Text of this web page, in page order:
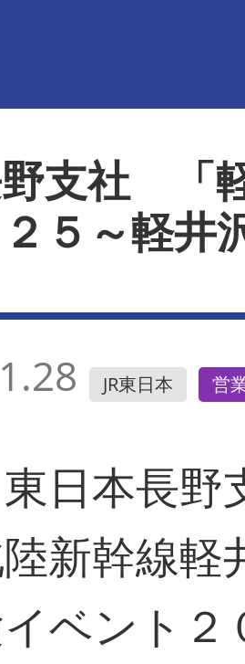
野支社 「
２５～軽井
JR東日本 営
日本長野
新幹線
ベント